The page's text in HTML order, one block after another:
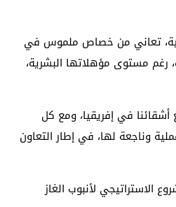
تعاني من خصاص ملموس في
رغم مستوى مؤهلاتها البشرية،
في إفريقيا، ومع كل
وناجعة لها، في إطار التعاون
الاستراتيجي لأنبوب الغاز